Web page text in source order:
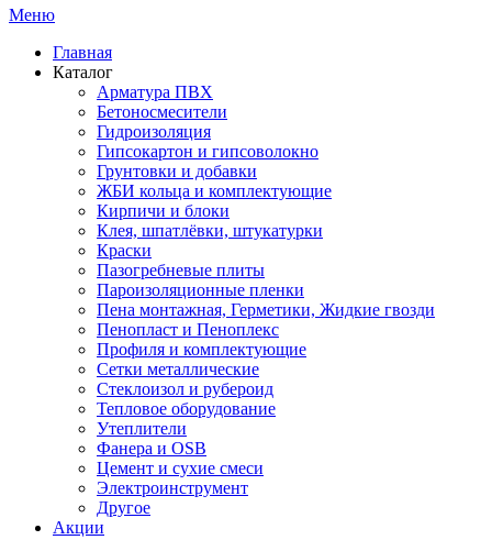
Меню
Главная
Каталог
Арматура ПВХ
Бетоносмесители
Гидроизоляция
Гипсокартон и гипсоволокно
Грунтовки и добавки
ЖБИ кольца и комплектующие
Кирпичи и блоки
Клея, шпатлёвки, штукатурки
Краски
Пазогребневые плиты
Пароизоляционные пленки
Пена монтажная, Герметики, Жидкие гвозди
Пенопласт и Пеноплекс
Профиля и комплектующие
Сетки металлические
Стеклоизол и рубероид
Тепловое оборудование
Утеплители
Фанера и OSB
Цемент и сухие смеси
Электроинструмент
Другое
Акции